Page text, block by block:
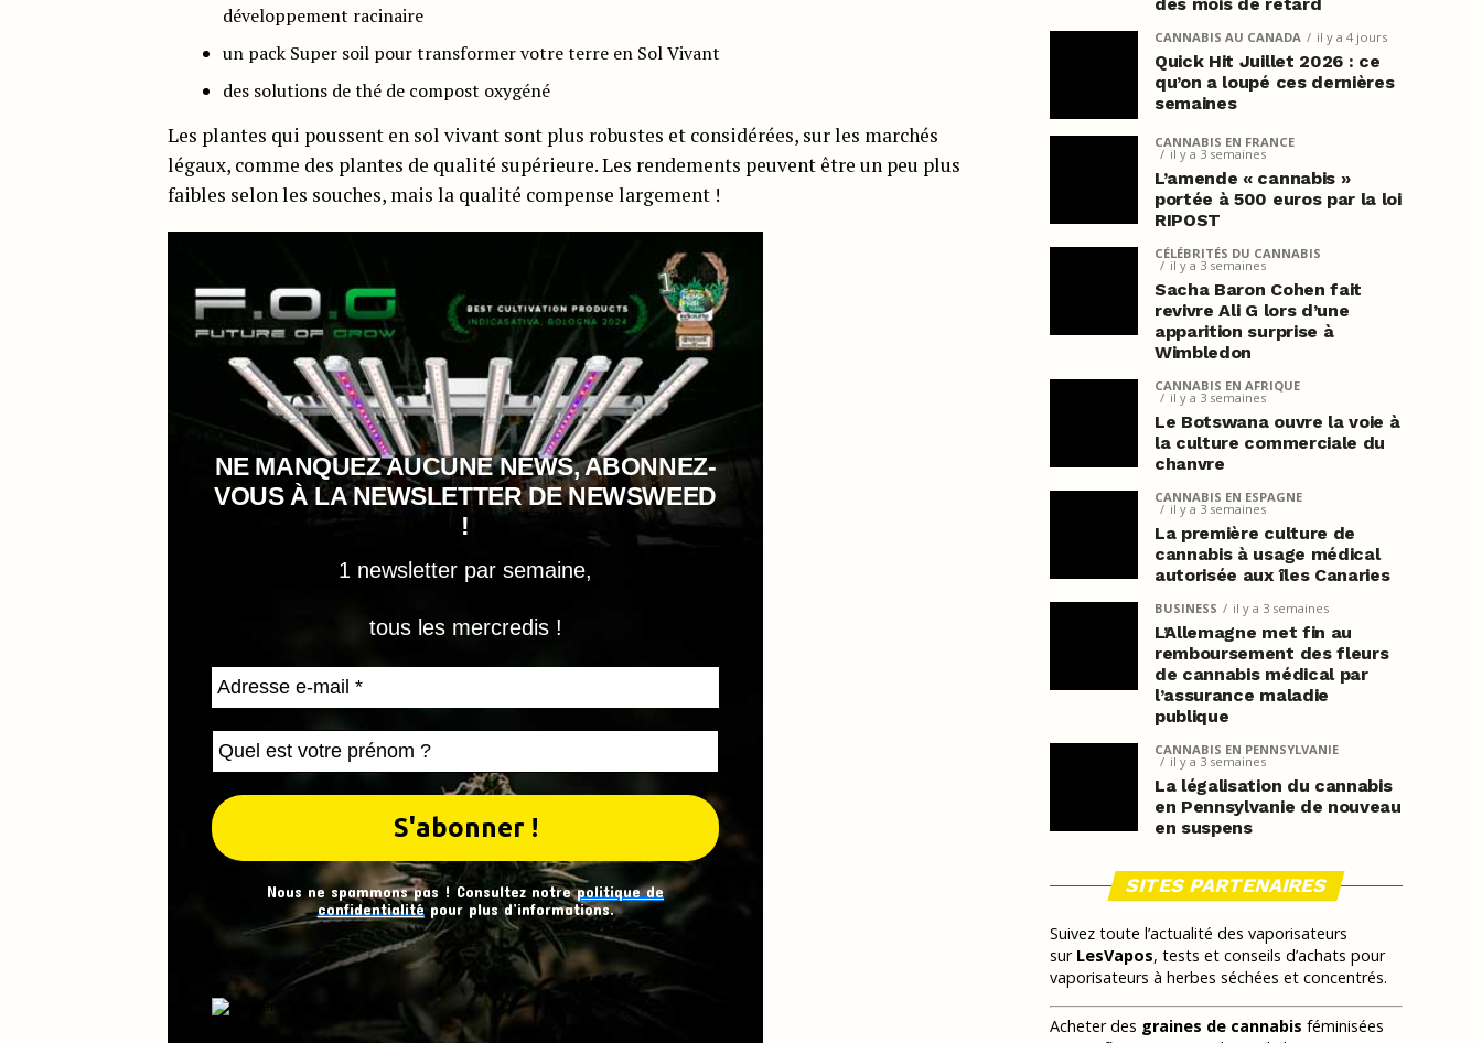
développement racinaire
un pack Super soil pour transformer votre terre en Sol Vivant
des solutions de thé de compost oxygéné
Les plantes qui poussent en sol vivant sont plus robustes et considérées, sur les marchés
légaux, comme des plantes de qualité supérieure. Les rendements peuvent être un peu plus
faibles selon les souches, mais la qualité compense largement !
NE MANQUEZ AUCUNE NEWS, ABONNEZ-
VOUS À LA NEWSLETTER DE NEWSWEED
!
1 newsletter par semaine,
tous les mercredis !
Nous ne spammons pas ! Consultez notrepolitique de
confidentialitépour plus d’informations.
CANNABIS AU CANADA il y a 4 jours
Quick Hit Juillet 2026 : ce
qu’on a loupé ces dernières
semaines
CANNABIS EN FRANCE
il y a 3 semaines
L’amende « cannabis »
portée à 500 euros par la loi
RIPOST
CÉLÉBRITÉS DU CANNABIS
il y a 3 semaines
Sacha Baron Cohen fait
revivre Ali G lors d’une
apparition surprise à
Wimbledon
CANNABIS EN AFRIQUE
il y a 3 semaines
Le Botswana ouvre la voie à
la culture commerciale du
chanvre
CANNABIS EN ESPAGNE
il y a 3 semaines
La première culture de
cannabis à usage médical
autorisée aux îles Canaries
BUSINESS il y a 3 semaines
L’Allemagne met fin au
remboursement des fleurs
de cannabis médical par
l’assurance maladie
publique
CANNABIS EN PENNSYLVANIE
il y a 3 semaines
La légalisation du cannabis
en Pennsylvanie de nouveau
en suspens
SITES PARTENAIRES
Suivez toute l’actualité des vaporisateurs
sur LesVapos, tests et conseils d’achats pour
vaporisateurs à herbes séchées et concentrés.
Acheter des graines de cannabis féminisées